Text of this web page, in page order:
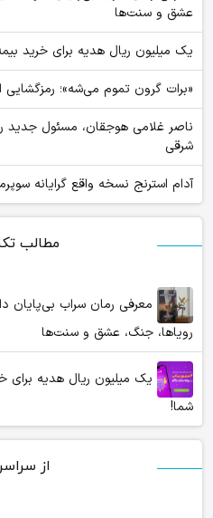
مطالب
معرفی رمان سراب بی‌پایان
رویاها، جنگ، عشق و سنت‌ها
یک میلیون ریال هدیه برای
شما!
از
عشق و سنت‌ها
یک میلیون ریال هدیه برای خرید
«برات گرون تموم می‌شه»؛ رمزگشایی
ناصر غلامی هوجقان، مسئول جدید
شرقی
آدام استرنج نسخه واقع گرایانه